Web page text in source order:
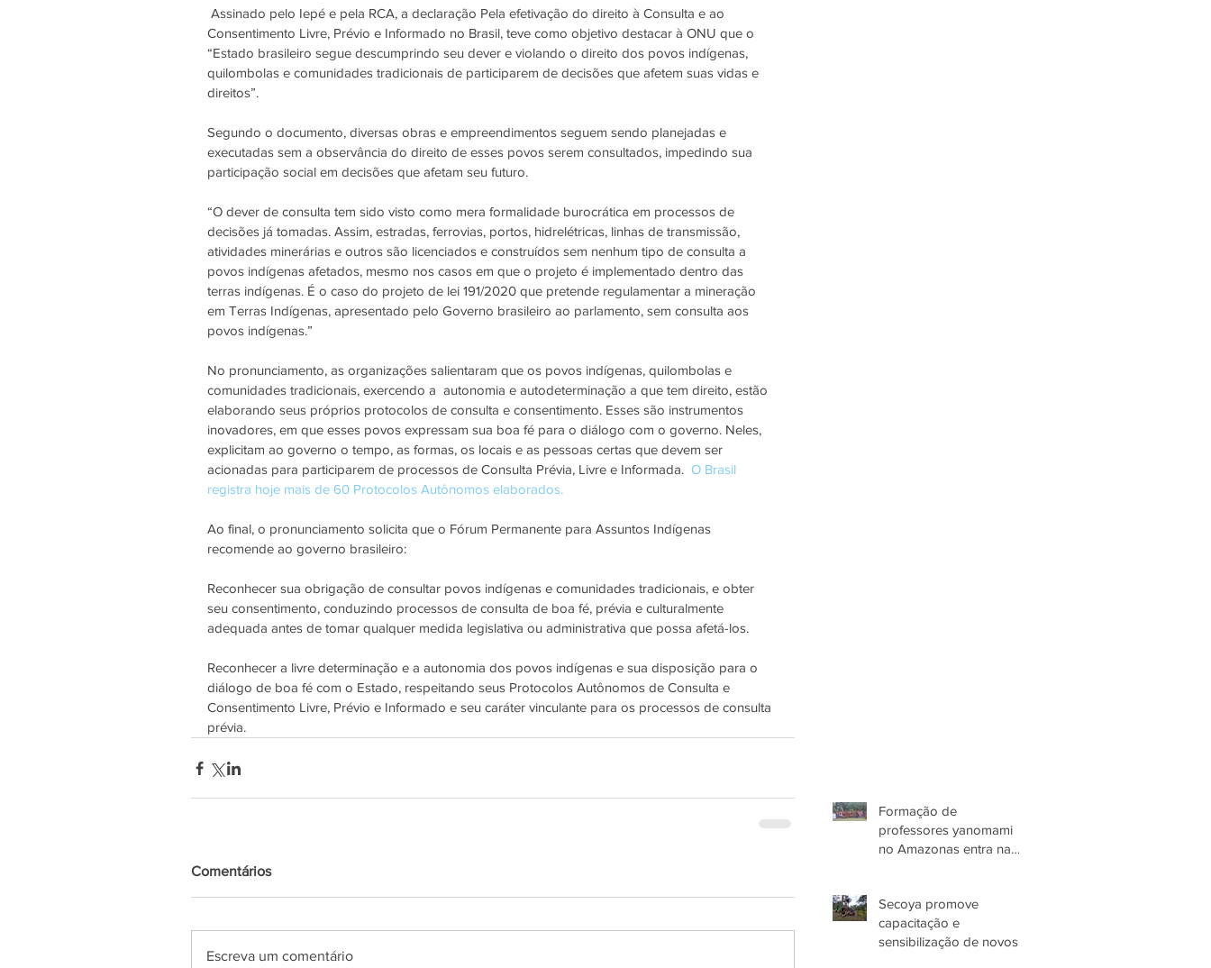
Consentimento Livre, Prévio e Informado no Brasil, teve como objetivo destacar à ONU que o
“Estado brasileiro segue descumprindo seu dever e violando o direito dos povos indígenas,
quilombolas e comunidades tradicionais de participarem de decisões que afetem suas vidas e
direitos”.
Segundo o documento, diversas obras e empreendimentos seguem sendo planejadas e
executadas sem a observância do direito de esses povos serem consultados, impedindo sua
participação social em decisões que afetam seu futuro.
“O dever de consulta tem sido visto como mera formalidade burocrática em processos de
decisões já tomadas. Assim, estradas, ferrovias, portos, hidrelétricas, linhas de transmissão,
atividades minerárias e outros são licenciados e construídos sem nenhum tipo de consulta a
povos indígenas afetados, mesmo nos casos em que o projeto é implementado dentro das
terras indígenas. É o caso do projeto de lei 191/2020 que pretende regulamentar a mineração
em Terras Indígenas, apresentado pelo Governo brasileiro ao parlamento, sem consulta aos
povos indígenas.”
No pronunciamento, as organizações salientaram que os povos indígenas, quilombolas e
comunidades tradicionais, exercendo a  autonomia e autodeterminação a que tem direito, estão
elaborando seus próprios protocolos de consulta e consentimento. Esses são instrumentos
inovadores, em que esses povos expressam sua boa fé para o diálogo com o governo. Neles,
explicitam ao governo o tempo, as formas, os locais e as pessoas certas que devem ser
acionadas para participarem de processos de Consulta Prévia, Livre e Informada. O Brasil
registra hoje mais de 60 Protocolos Autônomos elaborados.
Ao final, o pronunciamento solicita que o Fórum Permanente para Assuntos Indígenas
recomende ao governo brasileiro:
Reconhecer sua obrigação de consultar povos indígenas e comunidades tradicionais, e obter
seu consentimento, conduzindo processos de consulta de boa fé, prévia e culturalmente
adequada antes de tomar qualquer medida legislativa ou administrativa que possa afetá-los.
Reconhecer a livre determinação e a autonomia dos povos indígenas e sua disposição para o
diálogo de boa fé com o Estado, respeitando seus Protocolos Autônomos de Consulta e
Consentimento Livre, Prévio e Informado e seu caráter vinculante para os processos de consulta
prévia.
Comentários
Escreva um comentário
Formação de
professores yanomami
no Amazonas entra na
Secoya promove
capacitação e
sensibilização de novos